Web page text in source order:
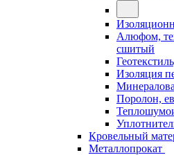
Алюфом,
сшитый
Изоляция
Поролон,
Кровельный
Металлопрокат